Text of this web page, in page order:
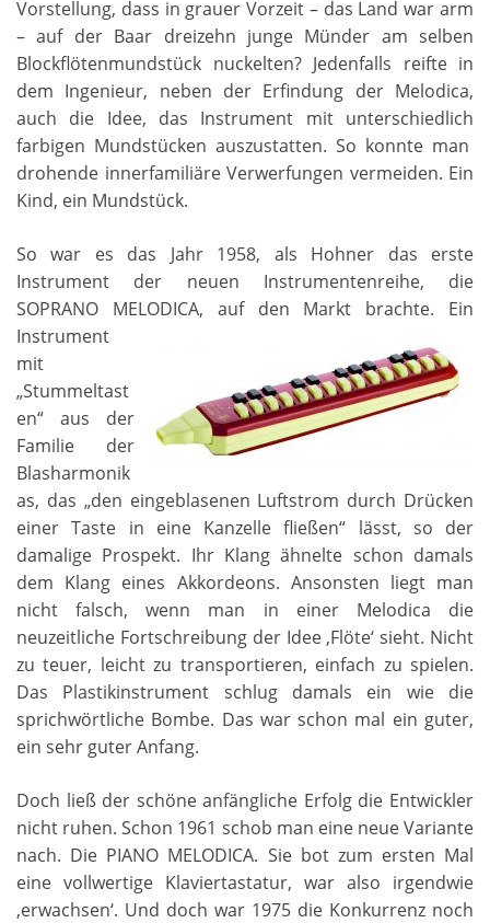
Vorstellung, dass in grauer Vorzeit – das Land war arm
– auf der Baar dreizehn junge Münder am selben
Blockflötenmundstück nuckelten? Jedenfalls reifte in
dem Ingenieur, neben der Erfindung der Melodica,
auch die Idee, das Instrument mit unterschiedlich
farbigen Mundstücken auszustatten. So konnte man
drohende innerfamiliäre Verwerfungen vermeiden. Ein
Kind, ein Mundstück.
So war es das Jahr 1958, als Hohner das erste
Instrument der neuen Instrumentenreihe, die
SOPRANO MELODICA, auf den Markt brachte. Ein
Instrument
mit
„Stummeltast
en“ aus der
Familie der
Blasharmonik
as, das „den eingeblasenen Luftstrom durch Drücken
einer Taste in eine Kanzelle fließen“ lässt, so der
damalige Prospekt. Ihr Klang ähnelte schon damals
dem Klang eines Akkordeons. Ansonsten liegt man
nicht falsch, wenn man in einer Melodica die
neuzeitliche Fortschreibung der Idee ‚Flöte‘ sieht. Nicht
zu teuer, leicht zu transportieren, einfach zu spielen.
Das Plastikinstrument schlug damals ein wie die
sprichwörtliche Bombe. Das war schon mal ein guter,
ein sehr guter Anfang.
Doch ließ der schöne anfängliche Erfolg die Entwickler
nicht ruhen. Schon 1961 schob man eine neue Variante
nach. Die PIANO MELODICA. Sie bot zum ersten Mal
eine vollwertige Klaviertastatur, war also irgendwie
‚erwachsen‘. Und doch war 1975 die Konkurrenz noch